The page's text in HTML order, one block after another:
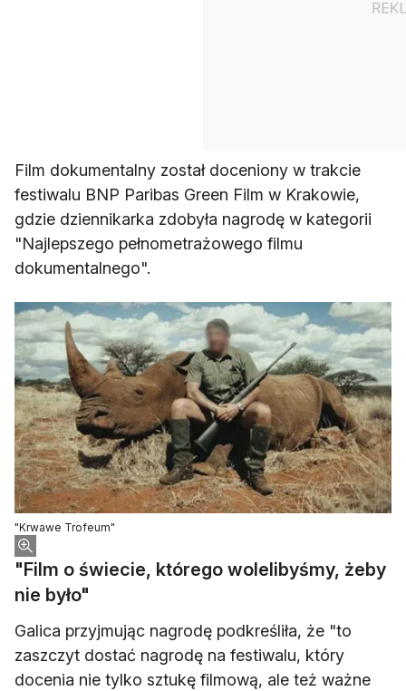
Film dokumentalny został doceniony w trakcie
festiwalu BNP Paribas Green Film w Krakowie,
gdzie dziennikarka zdobyła nagrodę w kategorii
"Najlepszego pełnometrażowego filmu
dokumentalnego".
"Krwawe Trofeum"
"Film o świecie, którego wolelibyśmy, żeby
nie było"
Galica przyjmując nagrodę podkreśliła, że "to
zaszczyt dostać nagrodę na festiwalu, który
docenia nie tylko sztukę filmową, ale też ważne